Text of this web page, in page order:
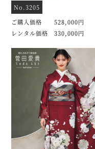
No.3205
ご購入価格 528,000円
レンタル価格 330,000円